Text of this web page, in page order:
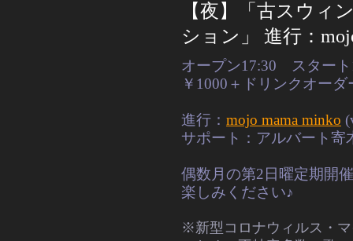
【夜】「古スウィ
ション」 進行：
オープン17:30　スター
￥1000＋ドリンクオーダ
進行： mojo mama minko
サポート：アルバート寄
偶数月の第2日曜定期開
楽しみください♪
※新型コロナウィルス・